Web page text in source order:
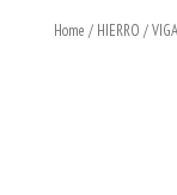
Home / HIERRO /